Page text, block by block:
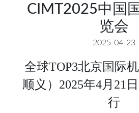
CIMT2025中国
览会
2025-04-23
全球TOP3北京国际
顺义） 2025年4月21
行